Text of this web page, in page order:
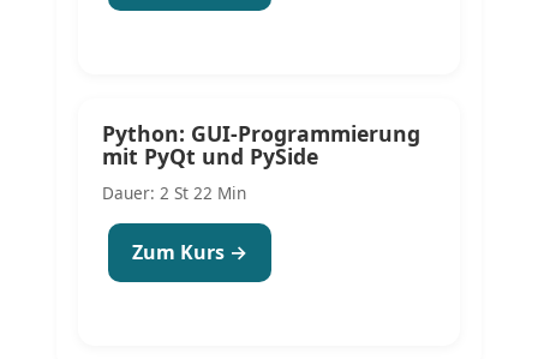
Python: GUI-Programmierung
mit PyQt und PySide
Dauer: 2 St 22 Min
Zum Kurs →